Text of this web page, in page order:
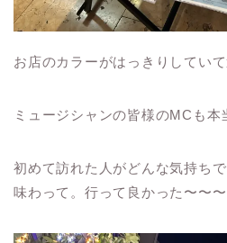
お店のカラーがはっきりしてい
ミュージシャンの皆様のMCも本
初めて訪れた人がどんな気持ち
味わって。行って良かった〜〜〜